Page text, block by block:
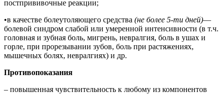
постпрививочные реакции;
•в качестве болеутоляющего средства (не более 5-ти дней)—
болевой синдром слабой или умеренной интенсивности (в т.ч.
головная и зубная боль, мигрень, невралгия, боль в ушах и
горле, при прорезывании зубов, боль при растяжениях,
мышечных болях, невралгиях) и др.
Противопоказания
– повышенная чувствительность к любому из компонентов